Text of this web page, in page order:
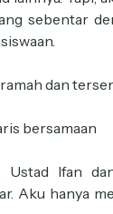
sebentar
ramah dan
bersamaan
Ifan
Aku hanya